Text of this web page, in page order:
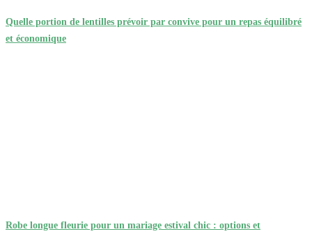
Quelle portion de lentilles prévoir par convive pour un repas équilibré
et économique
Robe longue fleurie pour un mariage estival chic : options et